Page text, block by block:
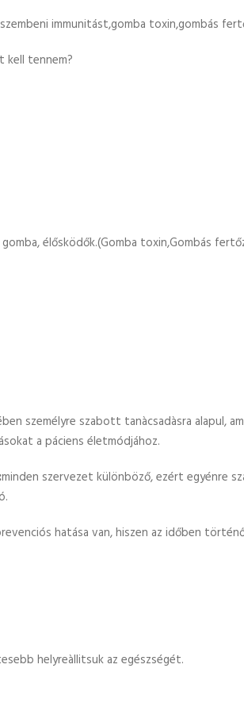
immunitást,gomba toxin,gombás
kell tennem?
élősködők.(Gomba toxin,Gombás
személyre szabott tanàcsadàsra alapul,
a páciens életmódjához.
minden szervezet különböző, ezért egyénre
hatása van, hiszen az időben
helyreàllitsuk az egészségét.